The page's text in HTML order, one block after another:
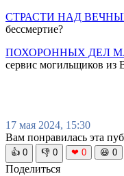
СТРАСТИ НАД
бессмертие?
ПОХОРОННЫХ ДЕЛ
сервис могильщиков из
17 мая 2024, 15:30
Вам понравилась эта
👍 0 👎 0 ❤ 0 😆 0
Поделиться